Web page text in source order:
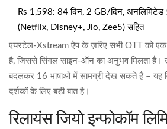
Rs 1,598: 84 दिन, 2 GB/दिन, अनलिमिटेड
(Netflix, Disney+, Jio, Zee5) सहित
एयरटेल‑Xstream ऐप के ज़रिए सभी OTT को एक
है, जिससे सिंगल साइन‑ऑन का अनुभव मिलता है।
बदलकर 16 भाषाओं में सामग्री देख सकते हैं – यह
दर्शकों के लिए बड़ी बात है।
रिलायंस जियो इन्फोकॉम